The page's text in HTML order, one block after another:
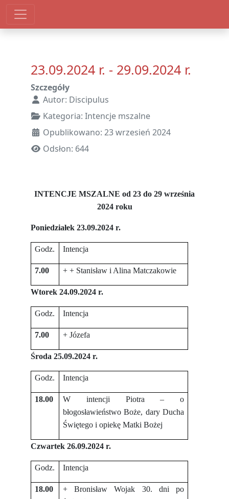
23.09.2024 r. - 29.09.2024 r.
Szczegóły
Autor: Discipulus
Kategoria: Intencje mszalne
Opublikowano: 23 wrzesień 2024
Odsłon: 644
INTENCJE MSZALNE od 23 do 29 września
2024 roku
Poniedziałek 23.09.2024 r.
Godz. Intencja
7.00 + + Stanisław i Alina Matczakowie
Wtorek 24.09.2024 r.
Godz. Intencja
7.00 + Józefa
Środa 25.09.2024 r.
Godz. Intencja
18.00
W intencji Piotra – o
błogosławieństwo Boże, dary Ducha
Świętego i opiekę Matki Bożej
Czwartek 26.09.2024 r.
Godz. Intencja
18.00
+ Bronisław Wojak 30. dni po